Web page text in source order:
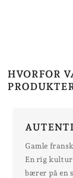
HVORFOR
Gamle
En rig
bærer på en